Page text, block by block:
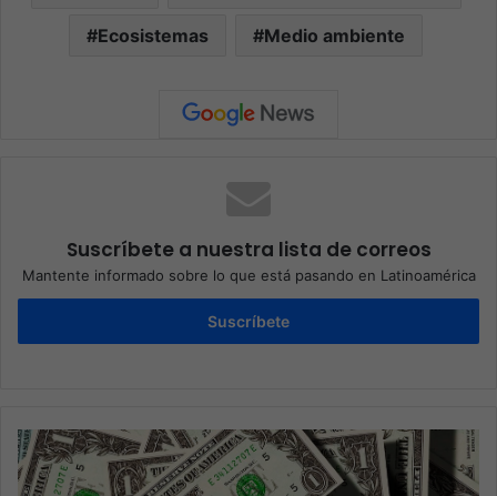
Ecosistemas Medio ambiente
Suscríbete a nuestra lista de correos
Mantente informado sobre lo que está pasando en Latinoamérica
Suscríbete